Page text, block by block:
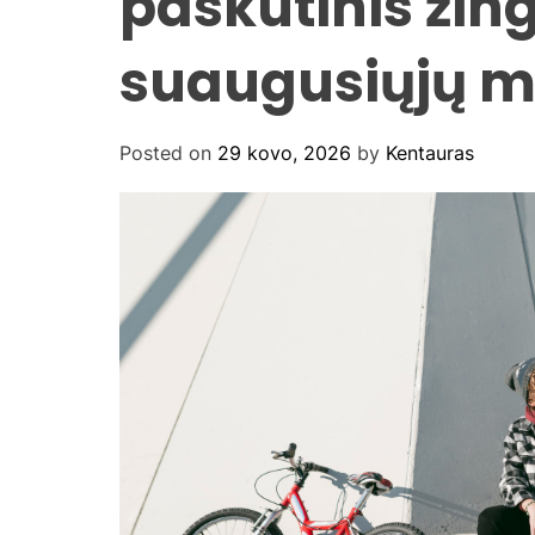
suaugusiųjų
Posted on 29 kovo, 2026 by Kentauras